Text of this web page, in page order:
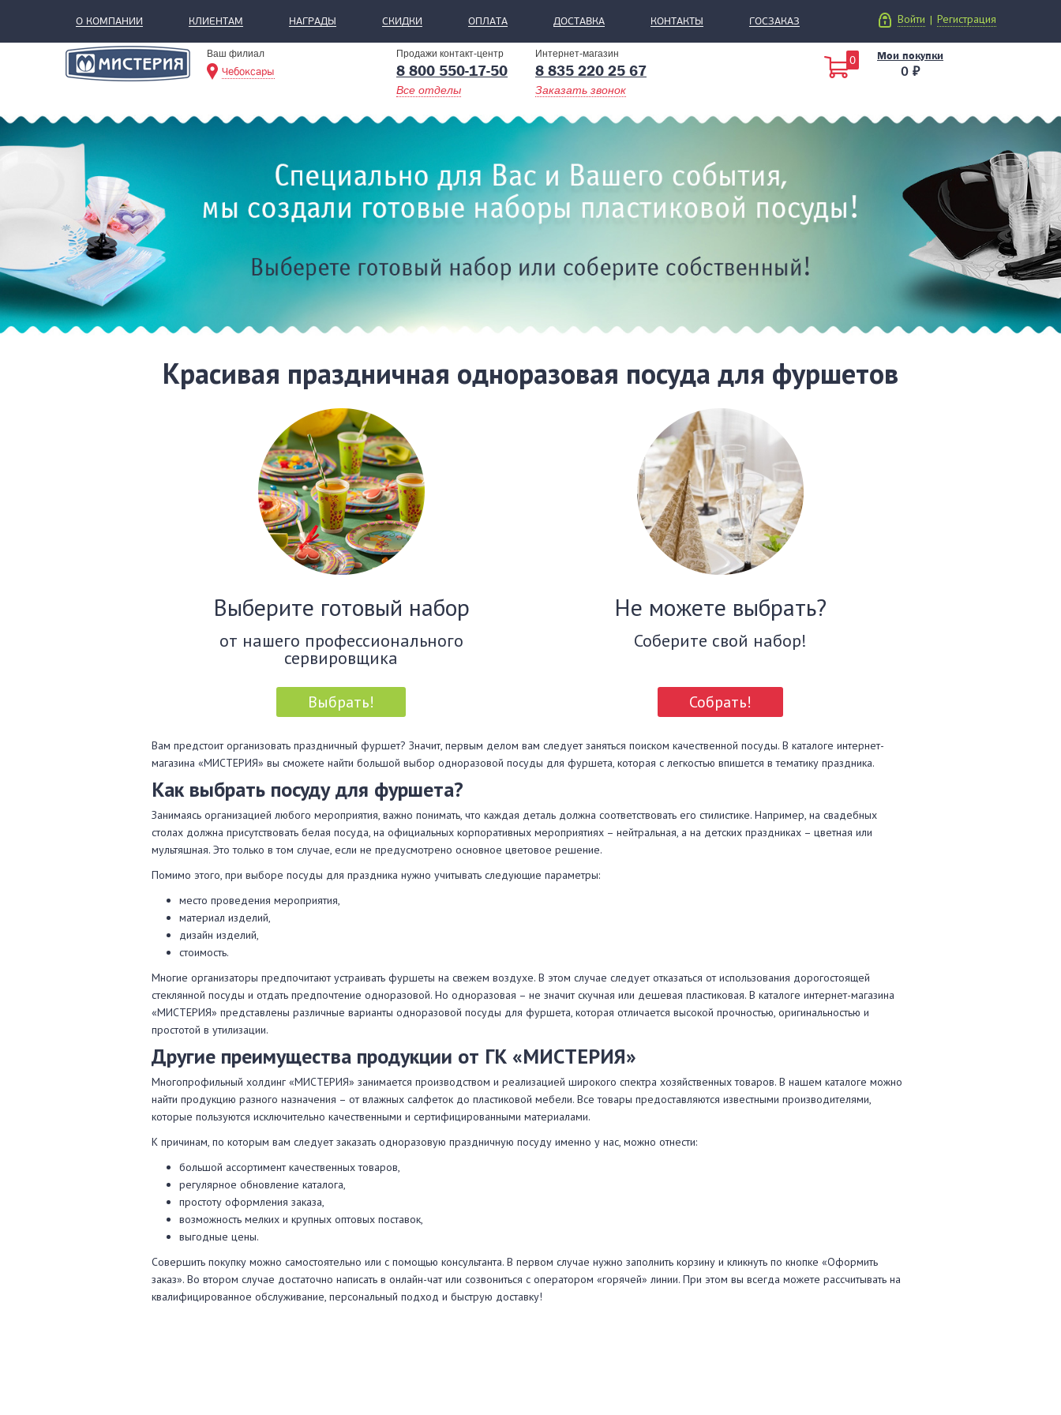
О КОМПАНИИ КЛИЕНТАМ НАГРАДЫ СКИДКИ ОПЛАТА ДОСТАВКА КОНТАКТЫ ГОСЗАКАЗ Войти | Регистрация
Ваш филиал
Чебоксары
Продажи контакт-центр
8 800 550-17-50
Все отделы
Интернет-магазин
8 835 220 25 67
Заказать звонок
0
Мои покупки
0 ₽
Красивая праздничная одноразовая посуда для фуршетов
Выберите готовый набор
от нашего профессионального
сервировщика
Выбрать!
Не можете выбрать?
Соберите свой набор!
Собрать!
Вам предстоит организовать праздничный фуршет? Значит, первым делом вам следует заняться поиском качественной посуды. В каталоге интернет-
магазина «МИСТЕРИЯ» вы сможете найти большой выбор одноразовой посуды для фуршета, которая с легкостью впишется в тематику праздника.
Как выбрать посуду для фуршета?
Занимаясь организацией любого мероприятия, важно понимать, что каждая деталь должна соответствовать его стилистике. Например, на свадебных
столах должна присутствовать белая посуда, на официальных корпоративных мероприятиях – нейтральная, а на детских праздниках – цветная или
мультяшная. Это только в том случае, если не предусмотрено основное цветовое решение.
Помимо этого, при выборе посуды для праздника нужно учитывать следующие параметры:
место проведения мероприятия,
материал изделий,
дизайн изделий,
стоимость.
Многие организаторы предпочитают устраивать фуршеты на свежем воздухе. В этом случае следует отказаться от использования дорогостоящей
стеклянной посуды и отдать предпочтение одноразовой. Но одноразовая – не значит скучная или дешевая пластиковая. В каталоге интернет-магазина
«МИСТЕРИЯ» представлены различные варианты одноразовой посуды для фуршета, которая отличается высокой прочностью, оригинальностью и
простотой в утилизации.
Другие преимущества продукции от ГК «МИСТЕРИЯ»
Многопрофильный холдинг «МИСТЕРИЯ» занимается производством и реализацией широкого спектра хозяйственных товаров. В нашем каталоге можно
найти продукцию разного назначения – от влажных салфеток до пластиковой мебели. Все товары предоставляются известными производителями,
которые пользуются исключительно качественными и сертифицированными материалами.
К причинам, по которым вам следует заказать одноразовую праздничную посуду именно у нас, можно отнести:
большой ассортимент качественных товаров,
регулярное обновление каталога,
простоту оформления заказа,
возможность мелких и крупных оптовых поставок,
выгодные цены.
Совершить покупку можно самостоятельно или с помощью консультанта. В первом случае нужно заполнить корзину и кликнуть по кнопке «Оформить
заказ». Во втором случае достаточно написать в онлайн-чат или созвониться с оператором «горячей» линии. При этом вы всегда можете рассчитывать на
квалифицированное обслуживание, персональный подход и быструю доставку!